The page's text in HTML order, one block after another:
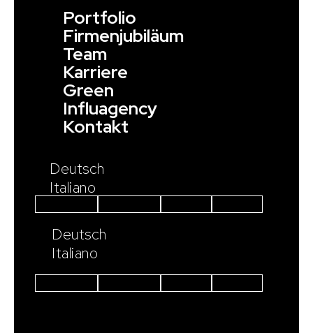
Portfolio
Firmenjubiläum
Team
Karriere
Green
Influagency
Kontakt
Deutsch
Italiano
Deutsch
Italiano